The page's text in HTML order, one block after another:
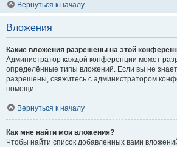
Вернуться к началу
Вложения
Какие вложения разрешены на этой
Администратор каждой конференции может
определённые типы вложений. Если вы не
разрешены, свяжитесь с администратором
помощи.
Вернуться к началу
Как мне найти мои вложения?
Чтобы найти список добавленных вами